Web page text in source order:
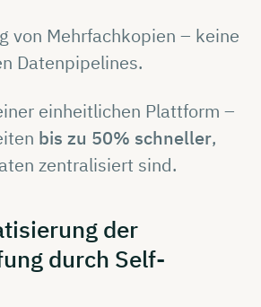
von Mehrfachkopien – keine
Datenpipelines.
einheitlichen Plattform –
bis zu 50% schneller,
zentralisiert sind.
der
durch Self-